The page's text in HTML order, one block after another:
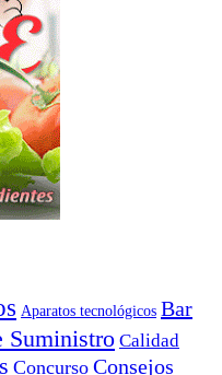
Aparatos tecnológicos Bar
Suministro Calidad
Concurso Consejos